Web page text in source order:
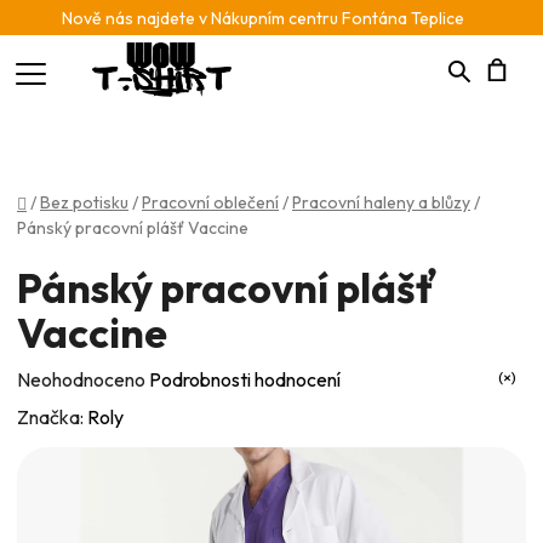
Nově nás najdete v Nákupním centru Fontána Teplice
Hledat
Domů
/Bez potisku /Pracovní oblečení/Pracovní haleny a blůzy/
Pánský pracovní plášť Vaccine
Pánský pracovní plášť
Vaccine
Průměrné
hodnocení
Neohodnoceno Podrobnosti hodnocení
Značka: Roly